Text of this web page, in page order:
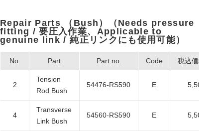
Repair Parts （Bush）（Needs pressure
fitting / 要圧入作業、Applicable to
genuine link / 純正リンクにも使用可能）
No. Part Part no. Code 税込価格
2
Tension
Rod Bush
54476-RS590 E 5,500
4
Transverse
Link Bush
54560-RS590 E 5,500